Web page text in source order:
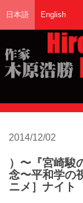
日本語 English
2014/12/02
）〜『宮崎駿
念〜平和学の
ニメ］ナイト